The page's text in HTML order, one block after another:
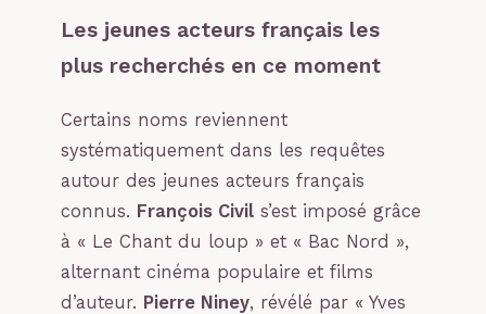
Les jeunes acteurs français les
plus recherchés en ce moment
Certains noms reviennent
systématiquement dans les requêtes
autour des jeunes acteurs français
connus. François Civil s’est imposé grâce
à « Le Chant du loup » et « Bac Nord »,
alternant cinéma populaire et films
d’auteur. Pierre Niney, révélé par « Yves